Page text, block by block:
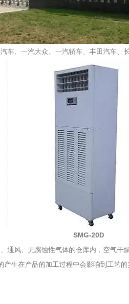
、一汽大众、一汽轿车、丰田汽车、
SMG-20D
通风、无腐蚀性气体的仓库内，空气
生在产品的加工过程中会影响到工艺